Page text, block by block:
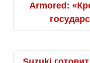
Armored: